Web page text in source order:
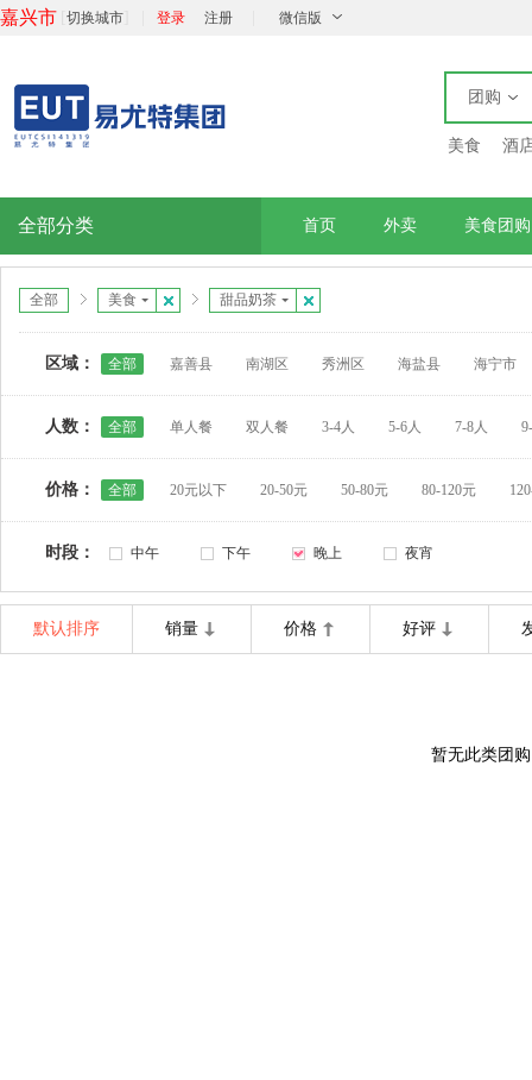
嘉兴市 切换城市 登录 注册 微信版
团购
美食 酒
全部分类 首页 外卖 美食团购
全部 美食 甜品奶茶
区域： 全部 嘉善县 南湖区 秀洲区 海盐县 海宁市
人数： 全部 单人餐 双人餐 3-4人 5-6人 7-8人
价格： 全部 20元以下 20-50元 50-80元 80-120元
时段： 中午 下午 晚上 夜宵
默认排序 销量 价格 好评
暂无此类团